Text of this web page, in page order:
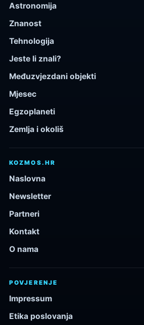
Astronomija
Znanost
Tehnologija
Jeste li znali?
Međuzvjezdani objekti
Mjesec
Egzoplaneti
Zemlja i okoliš
KOZMOS.HR
Naslovna
Newsletter
Partneri
Kontakt
O nama
POVJERENJE
Impressum
Etika poslovanja